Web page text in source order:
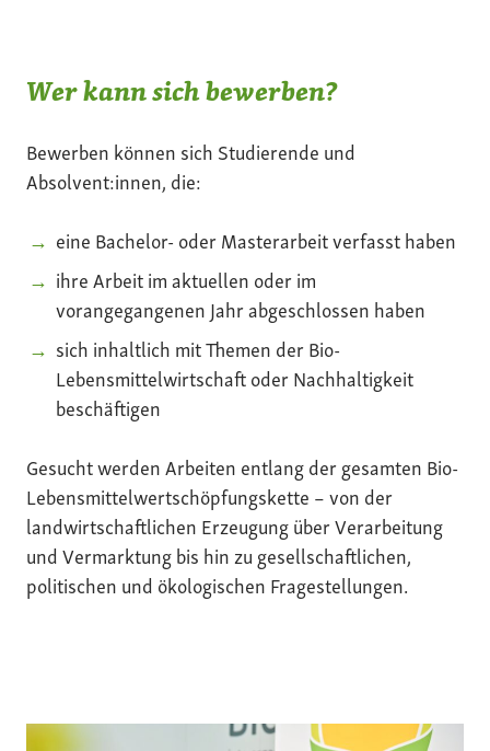
Wer kann sich bewerben?
Bewerben können sich Studierende und
Absolvent:innen, die:
eine Bachelor- oder Masterarbeit verfasst haben
ihre Arbeit im aktuellen oder im
vorangegangenen Jahr abgeschlossen haben
sich inhaltlich mit Themen der Bio-
Lebensmittelwirtschaft oder Nachhaltigkeit
beschäftigen
Gesucht werden Arbeiten entlang der gesamten Bio-
Lebensmittelwertschöpfungskette – von der
landwirtschaftlichen Erzeugung über Verarbeitung
und Vermarktung bis hin zu gesellschaftlichen,
politischen und ökologischen Fragestellungen.